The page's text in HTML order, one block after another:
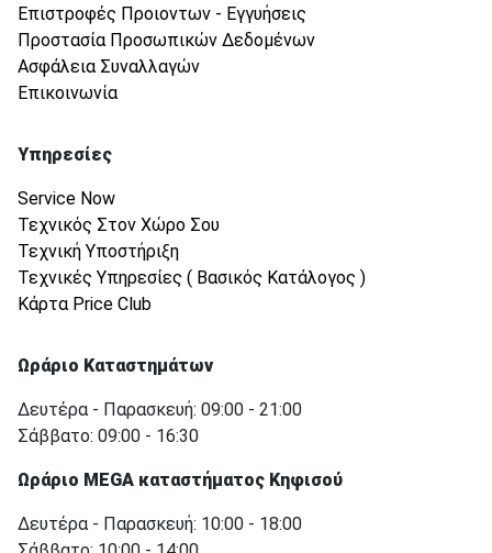
Επιστροφές Προιοντων - Εγγυήσεις
Προστασία Προσωπικών Δεδομένων
Ασφάλεια Συναλλαγών
Επικοινωνία
Υπηρεσίες
Service Now
Τεχνικός Στον Χώρο Σου
Τεχνική Υποστήριξη
Τεχνικές Υπηρεσίες ( Βασικός Κατάλογος )
Κάρτα Price Club
Ωράριο Καταστημάτων
Δευτέρα - Παρασκευή: 09:00 - 21:00
Σάββατο: 09:00 - 16:30
Ωράριο MEGA καταστήματος Κηφισού
Δευτέρα - Παρασκευή: 10:00 - 18:00